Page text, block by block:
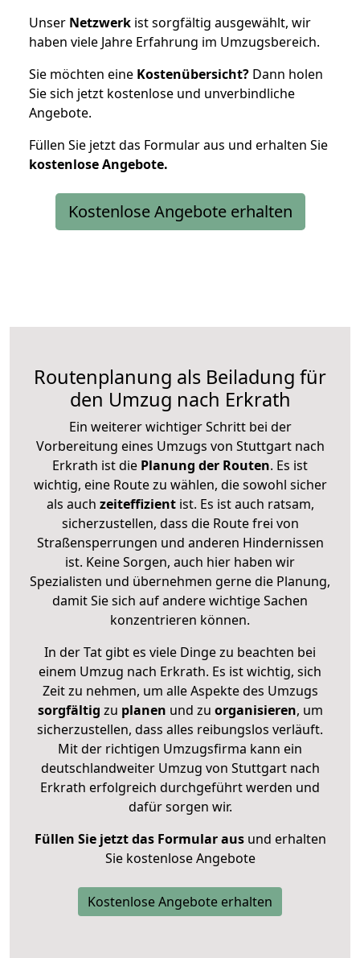
Unser Netzwerk ist sorgfältig ausgewählt, wir
haben viele Jahre Erfahrung im Umzugsbereich.
Sie möchten eine Kostenübersicht? Dann holen
Sie sich jetzt kostenlose und unverbindliche
Angebote.
Füllen Sie jetzt das Formular aus und erhalten Sie
kostenloseAngebote.
Kostenlose Angebote erhalten
Routenplanung als Beiladung für
den Umzug nach Erkrath
Ein weiterer wichtiger Schritt bei der
Vorbereitung eines Umzugs von Stuttgart nach
Erkrath ist die Planung der Routen. Es ist
wichtig, eine Route zu wählen, die sowohl sicher
als auch zeiteffizientist. Es ist auch ratsam,
sicherzustellen, dass die Route frei von
Straßensperrungen und anderen Hindernissen
ist. Keine Sorgen, auch hier haben wir
Spezialisten und übernehmen gerne die Planung,
damit Sie sich auf andere wichtige Sachen
konzentrieren können.
In der Tat gibt es viele Dinge zu beachten bei
einem Umzug nach Erkrath. Es ist wichtig, sich
Zeit zu nehmen, um alle Aspekte des Umzugs
sorgfältig zu planen und zu organisieren, um
sicherzustellen, dass alles reibungslos verläuft.
Mit der richtigen Umzugsfirma kann ein
deutschlandweiter Umzug von Stuttgart nach
Erkrath erfolgreich durchgeführt werden und
dafür sorgen wir.
Füllen Sie jetzt das Formular ausund erhalten
Sie kostenlose Angebote
Kostenlose Angebote erhalten